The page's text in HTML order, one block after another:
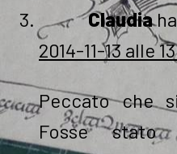
Claudia
2014-11-13 alle
Peccato che
Fosse stato